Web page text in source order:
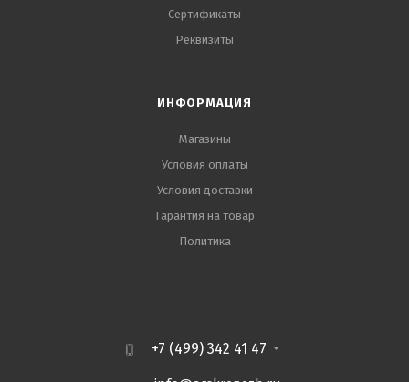
Сертификаты
Реквизиты
ИНФОРМАЦИЯ
Магазины
Условия оплаты
Условия доставки
Гарантия на товар
Политика
+7 (499) 342 41 47